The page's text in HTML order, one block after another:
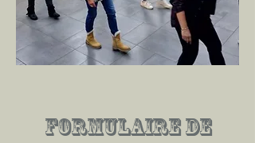
FORMULAIRE DE